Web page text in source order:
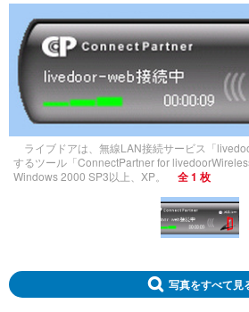
ライブドアは、無線LAN接続サービス「
するツール「ConnectPartner for
Windows 2000 SP3以上、XP。
全 1 枚
写真をすべて見